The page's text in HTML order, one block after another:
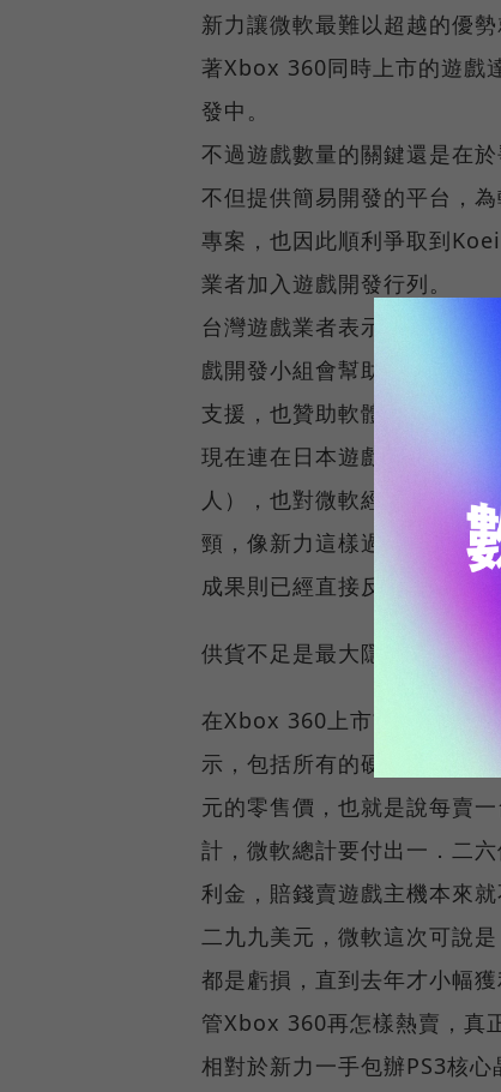
新力讓微軟最難以超越的優
著Xbox 360同時上市的遊戲
發中。
不過遊戲數量的關鍵還是在
不但提供簡易開發的平台，
專案，也因此順利爭取到
業者加入遊戲開發行列。
台灣遊戲業者表示，微軟與
戲開發小組會幫助各區域市
支援，也贊助軟體開發商。
現在連在日本遊戲界素有鬼
人），也對微軟經營遊戲開
頸，像新力這樣過度強調高
成果則已經直接反映在Xbox
供貨不足是最大隱憂
在Xbox 360上市前，美國市
示，包括所有的硬體和包裝
元的零售價，也就是說每賣
計，微軟總計要付出一．二
利金，賠錢賣遊戲主機本來
二九九美元，微軟這次可說
都是虧損，直到去年才小幅
管Xbox 360再怎樣熱賣，真
相對於新力一手包辦PS3核